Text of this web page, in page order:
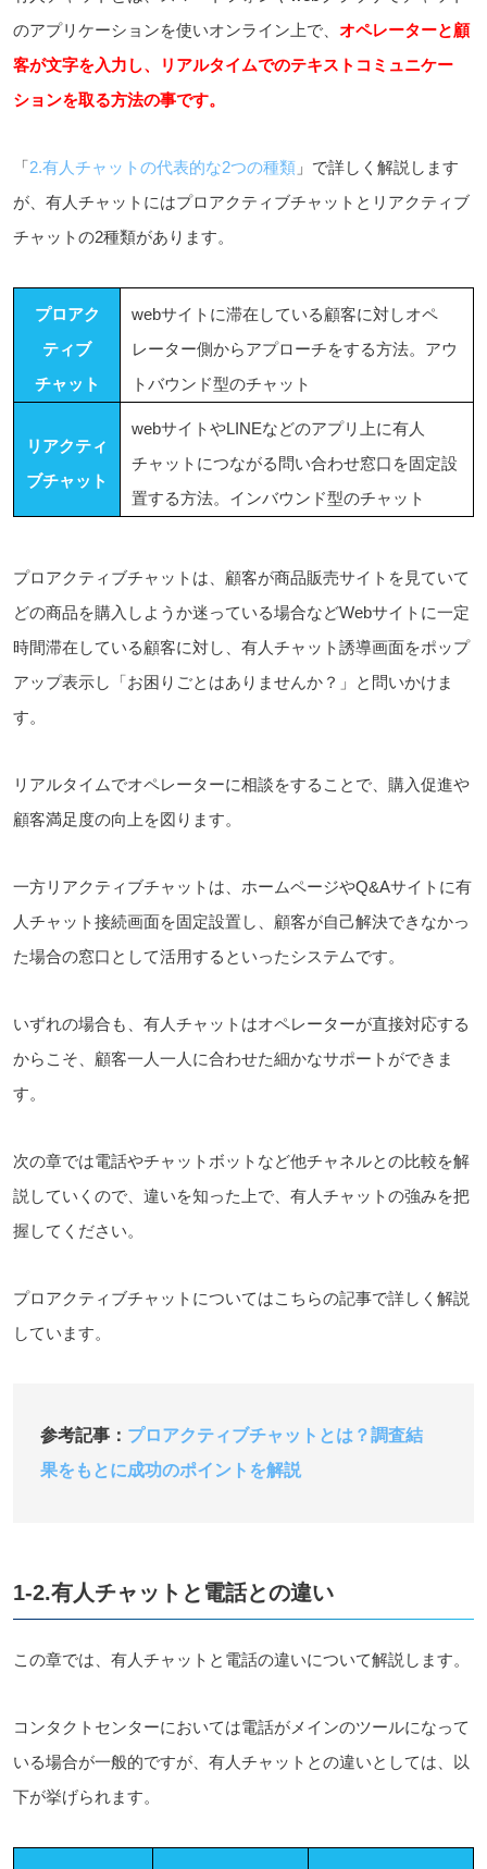
のアプリケーションを使いオンライン上で
オペレーターと顧
客が文字を入力し、リアルタイムでのテキストコミュニケー
ションを取る方法の事です。
「2.有人チャットの代表的な2つの種類 」で詳しく解説します
が、有人チャットにはプロアクティブチャットとリアクティブ
チャットの2種類があります。
プロアク
ティブ
チャット
webサイトに滞在している顧客に対しオペ
レーター側からアプローチをする方法。アウ
トバウンド型のチャット
リアクティ
ブチャット
webサイトやLINEなどのアプリ上に有人
チャットにつながる問い合わせ窓口を固定設
置する方法。インバウンド型のチャット
プロアクティブチャットは、顧客が商品販売サイトを見ていて
どの商品を購入しようか迷っている場合などWebサイトに一定
時間滞在している顧客に対し
、有人チャット誘導画面をポップ
アップ表示し「お困りごとはありませんか？」と問いかけま
す。
リアルタイムでオペレーターに相談をすることで、購入促進や
顧客満足度の向上を図ります。
一方リアクティブチャットは、ホームページやQ&Aサイトに有
人チャット接続画面を固定設置し、顧客が自己解決できなかっ
た場合の窓口として活用するといったシステムです。
いずれの場合も、有人チャットはオペレーターが直接対応する
からこそ、顧客一人一人に合わせた細かなサポートができま
す。
次の章では電話やチャットボットなど他チャネルとの比較を解
説していくので、違いを知った上で、有人チャットの強みを把
握してください。
プロアクティブチャットについてはこちらの記事で詳しく解説
しています。
参考記事： プロアクティブチャットとは？調査結
果をもとに成功のポイントを解説
1-2.有人チャットと電話との違い
この章では、有人チャットと電話の違いについて解説します。
コンタクトセンターにおいては電話がメインのツールになって
いる場合が一般的ですが、有人チャットとの違いとしては、以
下が挙げられます。